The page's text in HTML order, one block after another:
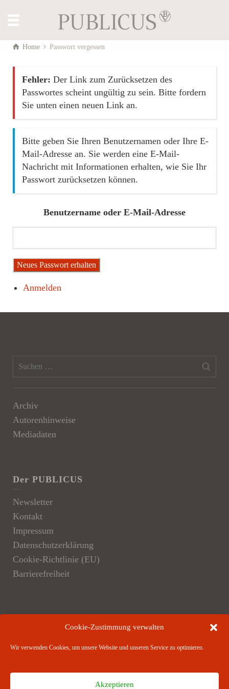
Cookie-Zustimmung verwalten
Wir verwenden Cookies, um unsere Website und unseren Service zu optimieren.
Akzeptieren
Home Passwort vergessen
Fehler: Der Link zum Zurücksetzen des
Passwortes scheint ungültig zu sein. Bitte fordern
Sie unten einen neuen Link an.
Bitte geben Sie Ihren Benutzernamen oder Ihre E-
Mail-Adresse an. Sie werden eine E-Mail-
Nachricht mit Informationen erhalten, wie Sie Ihr
Passwort zurücksetzen können.
Benutzername oder E-Mail-Adresse
Neues Passwort erhalten
Anmelden
Archiv
Autorenhinweise
Mediadaten
Der PUBLICUS
Newsletter
Kontakt
Impressum
Datenschutzerklärung
Cookie-Richtlinie (EU)
Barrierefreiheit